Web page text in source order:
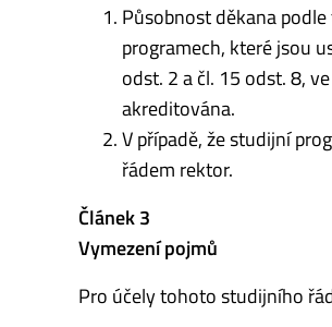
Působnost děkana
programech, které jsou
odst. 2 a čl. 15 odst. 8,
akreditována.
V případě, že studijní
řádem rek­tor.
Článek 3
Vymezení pojmů
Pro účely tohoto studijního